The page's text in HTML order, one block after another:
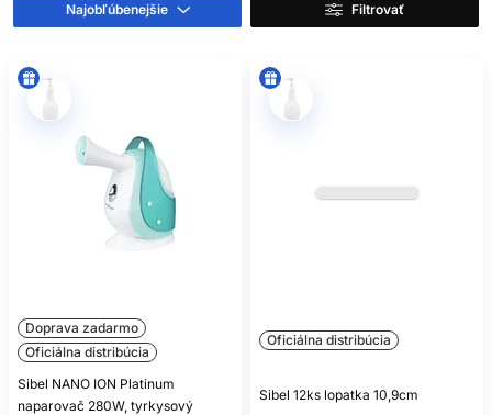
Najobľúbenejšie Filtrovať
Doprava zadarmo
Oficiálna distribúcia
Sibel NANO ION Platinum
naparovač 280W, tyrkysový
Oficiálna distribúcia
Sibel 12ks lopatka 10,9cm